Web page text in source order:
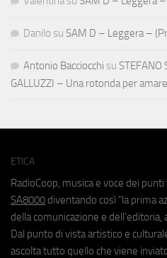
Danilo su SAM D – Leggera –
Antonio Bacciocchi su STEFANO
GALLUZZI – Una rotonda per amare
ETICA
RadioCoop, musica e voce dei
SA8000 diventando così "la prima
della comunicazione e dell'editoria,
Dal punto di vista artistico e
ascolta tutto quello che viene